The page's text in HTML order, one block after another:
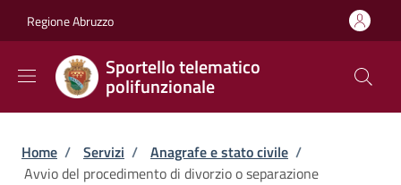
Regione Abruzzo
Sportello telematico
polifunzionale
Briciole di pane
Home / Servizi / Anagrafe e stato civile /
Avvio del procedimento di divorzio o separazione